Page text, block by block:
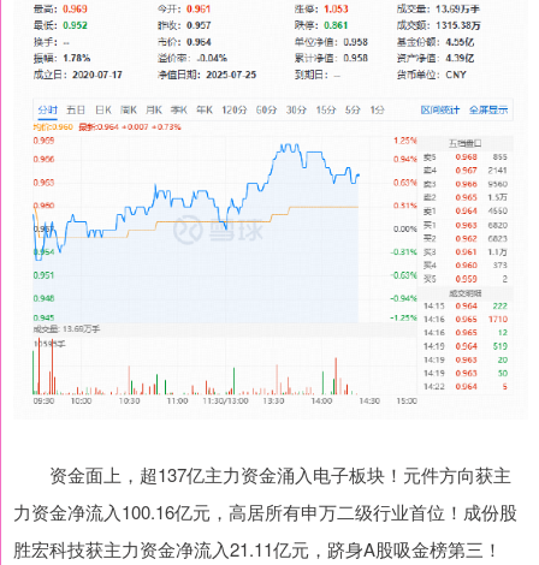
资金面上，超137亿主力资金涌入电子板块！元件方向获主
力资金净流入100.16亿元，高居所有申万二级行业首位！成份股
胜宏科技获主力资金净流入21.11亿元，跻身A股吸金榜第三！